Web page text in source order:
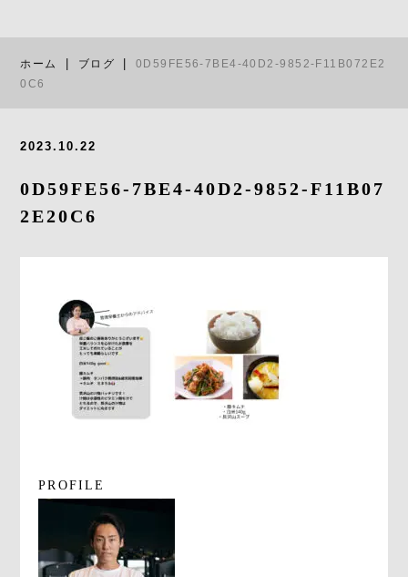
ホーム ブログ
0D59FE56-7BE4-40D2-9852-F11B072E2
0C6
2023.10.22
0D59FE56-7BE4-40D2-9852-F11B07
2E20C6
PROFILE
店舗一覧
入会・初回体験はこちら